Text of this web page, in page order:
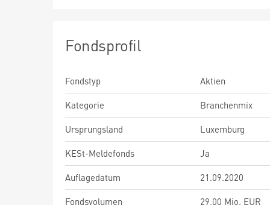
Fondsprofil
Fondstyp
Aktien
Kategorie
Branchenmix
Ursprungsland
Luxemburg
KESt-Meldefonds
Ja
Auflagedatum
21.09.2020
Fondsvolumen
29,00 Mio. EUR